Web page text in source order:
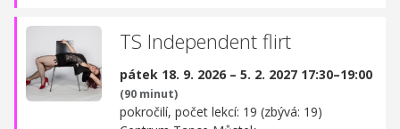
TS Independent flirt
pátek 18. 9. 2026 – 5. 2. 2027 17:30–19:00
(90 minut)
pokročilí, počet lekcí: 19 (zbývá: 19)